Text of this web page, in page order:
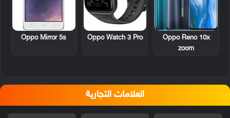
Oppo Reno 10x
zoom
Oppo Watch 3 Pro
Oppo Mirror 5s
العلامات التجارية